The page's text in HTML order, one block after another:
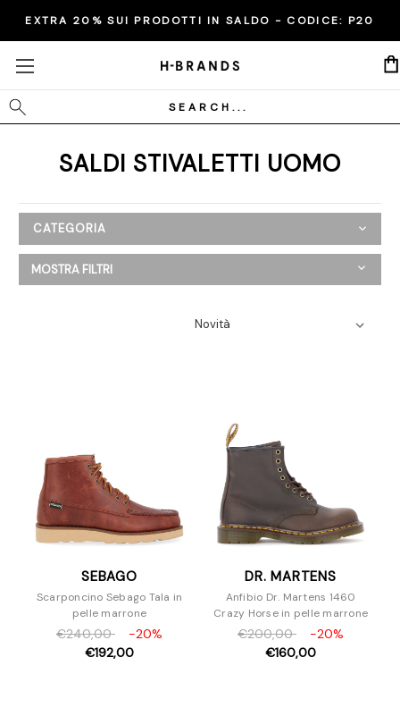
EXTRA 20% SUI PRODOTTI IN SALDO - CODICE: P20
Cerca
SALDI STIVALETTI UOMO
CATEGORIA
SALDI
Stivaletti
Stringate
Borse
Accessori
MOSTRA FILTRI
SEBAGO
Scarponcino Sebago Tala in
pelle marrone
€240,00
-20%
€192,00
DR. MARTENS
Anfibio Dr. Martens 1460
Crazy Horse in pelle marrone
€200,00
-20%
€160,00